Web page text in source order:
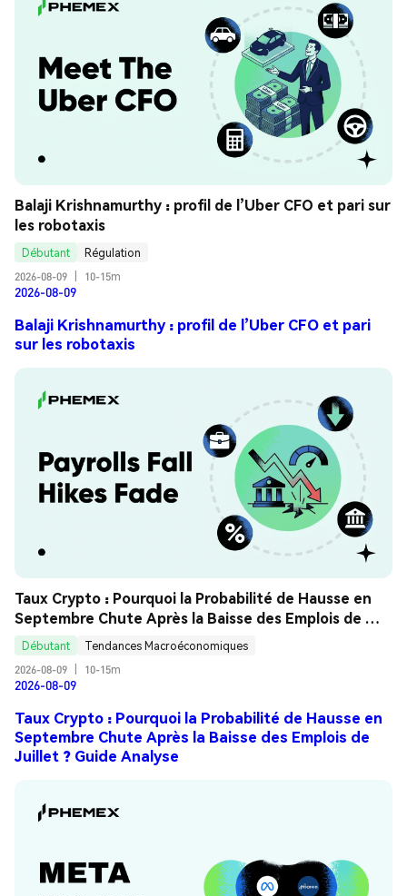
Balaji Krishnamurthy : profil de l’Uber CFO et pari sur
les robotaxis
Débutant
Régulation
2026-08-09
10-15m
2026-08-09
Balaji Krishnamurthy : profil de l’Uber CFO et pari
sur les robotaxis
Taux Crypto : Pourquoi la Probabilité de Hausse en
Septembre Chute Après la Baisse des Emplois de
Juillet ? Guide Analyse
Débutant
Tendances Macroéconomiques
2026-08-09
10-15m
2026-08-09
Taux Crypto : Pourquoi la Probabilité de Hausse en
Septembre Chute Après la Baisse des Emplois de
Juillet ? Guide Analyse